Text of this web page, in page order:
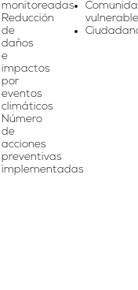
monitoreadas
Reducción
de
daños
e
impactos
por
eventos
climáticos
Número
de
acciones
preventivas
implementadas